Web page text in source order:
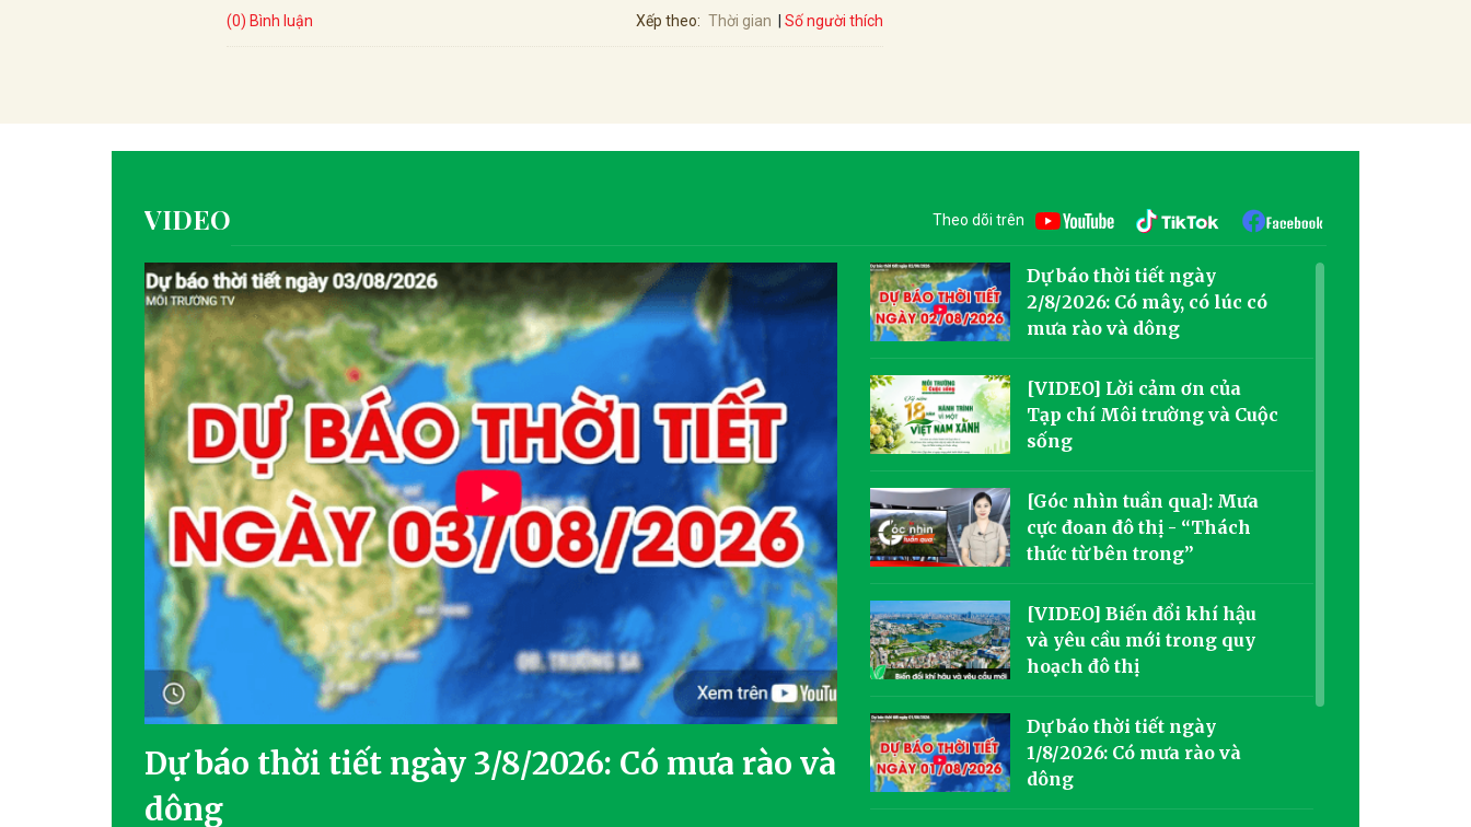
(0) Bình luận Xếp theo: Thời gian Số người thích
VIDEO Theo dõi trên
Dự báo thời tiết ngày 3/8/2026: Có mưa rào và
dông
Dự báo thời tiết ngày
2/8/2026: Có mây, có lúc có
mưa rào và dông
[VIDEO] Lời cảm ơn của
Tạp chí Môi trường và Cuộc
sống
[Góc nhìn tuần qua]: Mưa
cực đoan đô thị - “Thách
thức từ bên trong”
[VIDEO] Biến đổi khí hậu
và yêu cầu mới trong quy
hoạch đô thị
Dự báo thời tiết ngày
1/8/2026: Có mưa rào và
dông